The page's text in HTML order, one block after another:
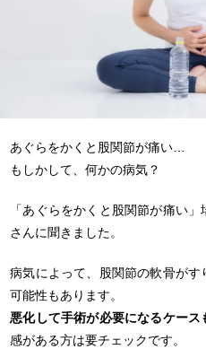
あぐらをかくと股関節が痛い…
もしかして、何かの病気？
「あぐらをかくと股関節が痛い
さんに聞きました。
病気によって、股関節の軟骨が
可能性もあります。
悪化して手術が必要になるケース
感がある方は要チェックです。